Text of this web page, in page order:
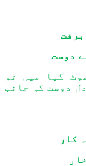
دوست
گیا میں تو
دوست کی جانب
کار